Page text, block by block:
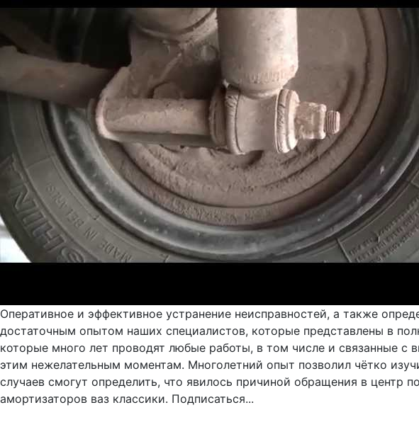
Оперативное и эффективное устранение неисправностей, а также
достаточным опытом наших специалистов, которые представлены в
которые много лет проводят любые работы, в том числе и связанные
этим нежелательным моментам. Многолетний опыт позволил чётко
случаев смогут определить, что явилось причиной обращения в центр
амортизаторов ваз классики. Подписаться...